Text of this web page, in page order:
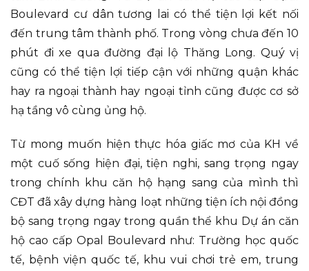
Boulevard cư dân tương lai có thể tiện lợi kết nối
đến trung tâm thành phố. Trong vòng chưa đến 10
phút đi xe qua đường đại lộ Thăng Long. Quý vị
cũng có thể tiện lợi tiếp cận với những quận khác
hay ra ngoại thành hay ngoại tỉnh cũng được cơ sở
hạ tầng vô cùng ủng hộ.
Từ mong muốn hiện thực hóa giấc mơ của KH về
một cuố sống hiện đại, tiện nghi, sang trọng ngay
trong chính khu căn hộ hạng sang của mình thì
CĐT đã xây dựng hàng loạt những tiện ích nội đồng
bộ sang trọng ngay trong quần thể khu Dự án căn
hộ cao cấp Opal Boulevard như: Trường học quốc
tế, bệnh viện quốc tế, khu vui chơi trẻ em, trung